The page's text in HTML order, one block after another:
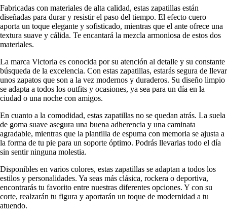
Fabricadas con materiales de alta calidad, estas zapatillas están
diseñadas para durar y resistir el paso del tiempo. El efecto cuero
aporta un toque elegante y sofisticado, mientras que el ante ofrece una
textura suave y cálida. Te encantará la mezcla armoniosa de estos dos
materiales.
La marca Victoria es conocida por su atención al detalle y su constante
búsqueda de la excelencia. Con estas zapatillas, estarás segura de llevar
unos zapatos que son a la vez modernos y duraderos. Su diseño limpio
se adapta a todos los outfits y ocasiones, ya sea para un día en la
ciudad o una noche con amigos.
En cuanto a la comodidad, estas zapatillas no se quedan atrás. La suela
de goma suave asegura una buena adherencia y una caminata
agradable, mientras que la plantilla de espuma con memoria se ajusta a
la forma de tu pie para un soporte óptimo. Podrás llevarlas todo el día
sin sentir ninguna molestia.
Disponibles en varios colores, estas zapatillas se adaptan a todos los
estilos y personalidades. Ya seas más clásica, rockera o deportiva,
encontrarás tu favorito entre nuestras diferentes opciones. Y con su
corte, realzarán tu figura y aportarán un toque de modernidad a tu
atuendo.